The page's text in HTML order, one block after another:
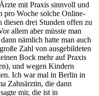
mit Praxis sinnvoll und
pro Woche solche Online­
diesen drei Stunden offen zu
allem aber müsste man
nämlich hatte man auch
Zahl von ausgebildeten
Bock mehr auf Praxis
und wegen Kindern
Ich war mal in Berlin in
Zahnärztin, die dann
mir, die ist in